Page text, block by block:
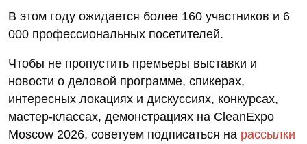
В этом году ожидается более 160 участников и 6
000 профессиональных посетителей.
Чтобы не пропустить премьеры выставки и
новости о деловой программе, спикерах,
интересных локациях и дискуссиях, конкурсах,
мастер-классах, демонстрациях на CleanExpo
Moscow 2026, советуем подписаться на рассылки